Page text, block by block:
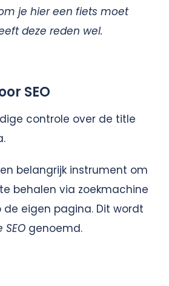
je hier een fiets moet
deze reden wel.
SEO
controle over de title
belangrijk instrument om
behalen via zoekmachine
eigen pagina. Dit wordt
genoemd.